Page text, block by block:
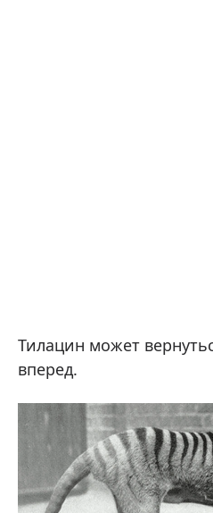
Тилацин может
вперед.